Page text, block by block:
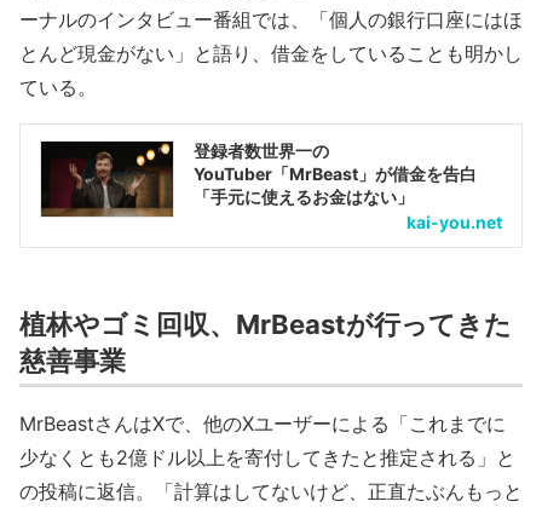
ーナルのインタビュー番組では、「個人の銀行口座にはほ
とんど現金がない」と語り、借金をしていることも明かし
ている。
登録者数世界一の
YouTuber「MrBeast」が借金を告白
「手元に使えるお金はない」
kai-you.net
植林やゴミ回収、MrBeastが行ってきた
慈善事業
MrBeastさんはXで、他のXユーザーによる「これまでに
少なくとも2億ドル以上を寄付してきたと推定される」と
の投稿に返信。「計算はしてないけど、正直たぶんもっと